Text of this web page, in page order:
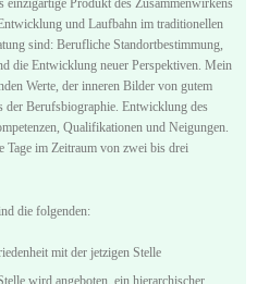
einzigartige Produkt des Zusammenwirkens
und Laufbahn im traditionellen
sind: Berufliche Standortbestimmung,
die Entwicklung neuer Perspektiven. Mein
Werte, der inneren Bilder von gutem
der Berufsbiographie. Entwicklung des
Qualifikationen und Neigungen.
Tage im Zeitraum von zwei bis drei
die folgenden:
mit der jetzigen Stelle
wird angeboten, ein hierarchischer